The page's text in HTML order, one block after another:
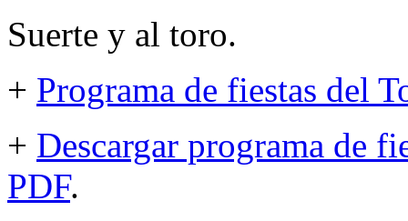
Suerte y al toro.
+ Programa de fiestas del
+ Descargar programa de
PDF.